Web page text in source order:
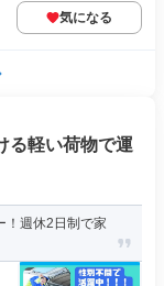
気になる
る軽い荷物で運
！週休2日制で家